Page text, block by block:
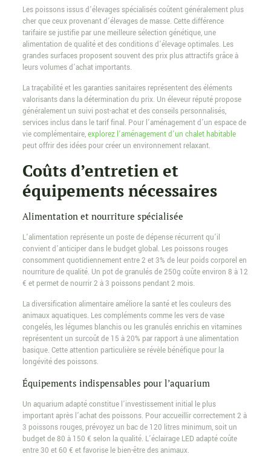
Les poissons issus d’élevages spécialisés coûtent généralement plus
cher que ceux provenant d’élevages de masse. Cette différence
tarifaire se justifie par une meilleure sélection génétique, une
alimentation de qualité et des conditions d’élevage optimales. Les
grandes surfaces proposent souvent des prix plus attractifs grâce à
leurs volumes d’achat importants.
La traçabilité et les garanties sanitaires représentent des éléments
valorisants dans la détermination du prix. Un éleveur réputé propose
généralement un suivi post-achat et des conseils personnalisés,
services inclus dans le tarif final. Pour l’aménagement d’un espace de
vie complémentaire,explorez l’aménagement d’un chalet habitable
peut offrir des idées pour créer un environnement relaxant.
Coûts d’entretien et
équipements nécessaires
Alimentation et nourriture spécialisée
L’alimentation représente un poste de dépense récurrent qu’il
convient d’anticiper dans le budget global. Les poissons rouges
consomment quotidiennement entre 2 et 3% de leur poids corporel en
nourriture de qualité. Un pot de granulés de 250g coûte environ 8 à 12
€ et permet de nourrir 2 à 3 poissons pendant 2 mois.
La diversification alimentaire améliore la santé et les couleurs des
animaux aquatiques. Les compléments comme les vers de vase
congelés, les légumes blanchis ou les granulés enrichis en vitamines
représentent un surcoût de 15 à 20% par rapport à une alimentation
basique. Cette attention particulière se révèle bénéfique pour la
longévité des poissons.
Équipements indispensables pour l’aquarium
Un aquarium adapté constitue l’investissement initial le plus
important après l’achat des poissons. Pour accueillir correctement 2 à
3 poissons rouges, prévoyez un bac de 120 litres minimum, soit un
budget de 80 à 150 € selon la qualité. L’éclairage LED adapté coûte
entre 30 et 60 € et favorise le bien-être des animaux.